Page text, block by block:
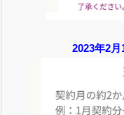
2023年2